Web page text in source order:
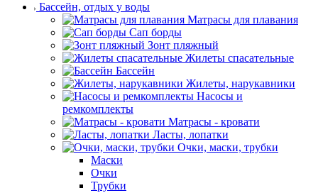
Бассейн, отдых у воды
Матрасы для плавания
Сап борды
Зонт пляжный
Жилеты спасательные
Бассейн
Жилеты, нарукавники
Насосы и
ремкомплекты
Матрасы - кровати
Ласты, лопатки
Очки, маски, трубки
Маски
Очки
Трубки